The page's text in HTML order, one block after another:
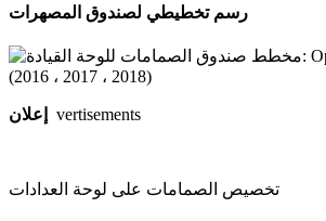
رسم تخطيطي لصندوق المصهرات
إعلان vertisements
تخصيص الصمامات على لوحة العدادات